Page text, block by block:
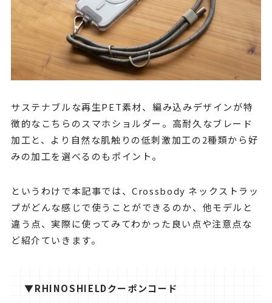
サステナブルな再生PET素材、編み込みデザインが特
徴的なこちらのスマホショルダー。高耐久なブレード
加工と、より自然な肌触りの低刺激加工の2種類から好
みの加工を選べるのもポイント。
というわけで本記事では、Crossbody ネックストラッ
プがどんな感じで使うことができるのか、他モデルと
違う点、実際に使ってみてわかった良い点や注意点な
ど紹介ていきます。
▼RHINOSHIELDクーポンコード